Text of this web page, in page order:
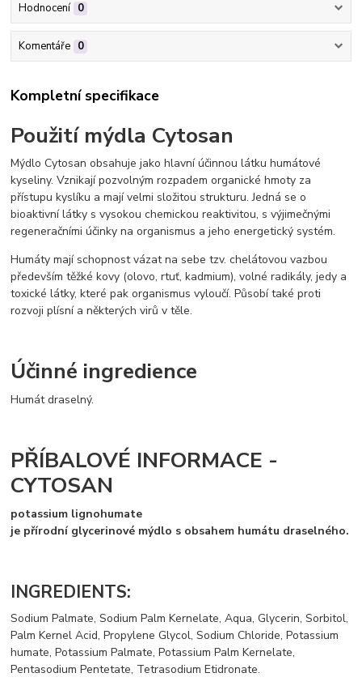
Hodnocení 0
Komentáře 0
Kompletní specifikace
Použití mýdla Cytosan
Mýdlo Cytosan obsahuje jako hlavní účinnou látku humátové
kyseliny. Vznikají pozvolným rozpadem organické hmoty za
přístupu kyslíku a mají velmi složitou strukturu. Jedná se o
bioaktivní látky s vysokou chemickou reaktivitou, s výjimečnými
regeneračními účinky na organismus a jeho energetický systém.
Humáty mají schopnost vázat na sebe tzv. chelátovou vazbou
především těžké kovy (olovo, rtuť, kadmium), volné radikály, jedy a
toxické látky, které pak organismus vyloučí. Působí také proti
rozvoji plísní a některých virů v těle.
Účinné ingredience
Humát draselný.
PŘÍBALOVÉ INFORMACE -
CYTOSAN
potassium lignohumate
je přírodní glycerinové mýdlo s obsahem humátu draselného.
INGREDIENTS:
Sodium Palmate, Sodium Palm Kernelate, Aqua, Glycerin, Sorbitol,
Palm Kernel Acid, Propylene Glycol, Sodium Chloride, Potassium
humate, Potassium Palmate, Potassium Palm Kernelate,
Pentasodium Pentetate, Tetrasodium Etidronate.